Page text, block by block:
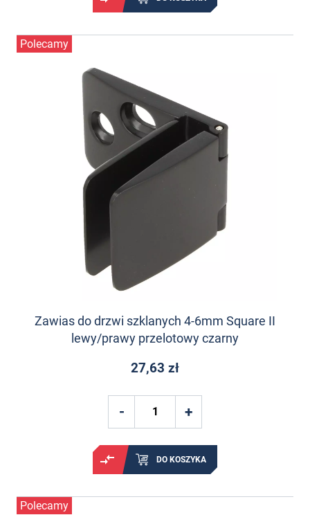
Polecamy
Zawias do drzwi szklanych 4-6mm Square II
lewy/prawy przelotowy czarny
27,63 zł
DO KOSZYKA
Polecamy